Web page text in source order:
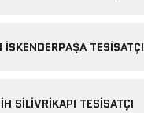
ISKENDERPAŞA TESISATÇI
SILIVRIKAPI TESISATÇI